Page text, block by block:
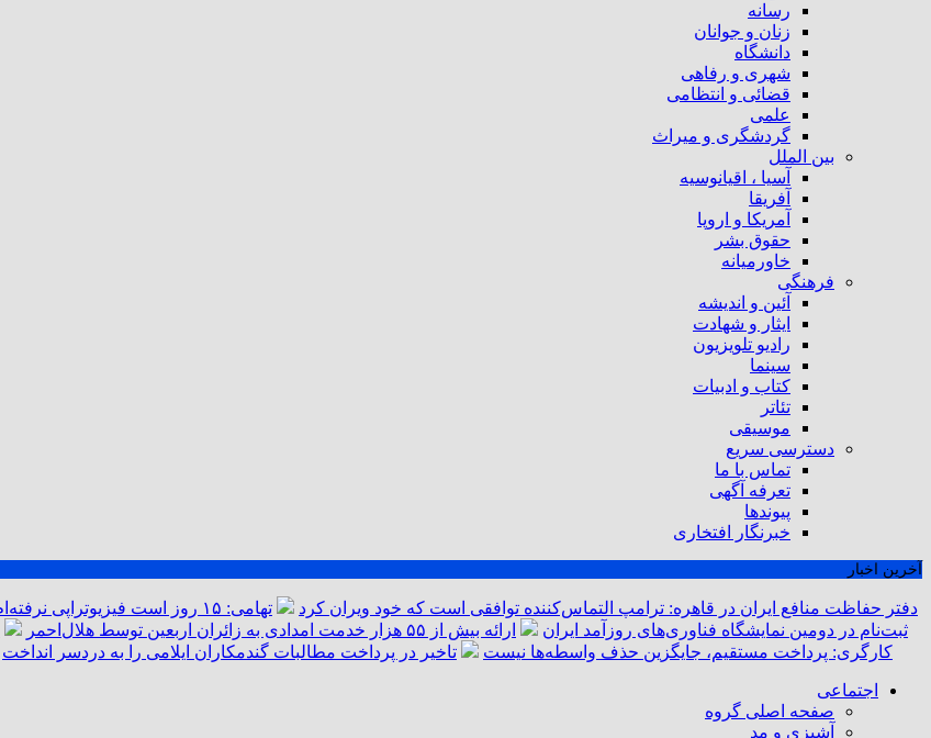
رسانه
زنان و جوانان
دانشگاه
شهری و رفاهی
قضائی و انتظامی
علمی
گردشگری و میراث
بین الملل
آسیا ، اقیانوسیه
آفریقا
آمریکا و اروپا
حقوق بشر
خاورمیانه
فرهنگی
آئین و اندیشه
ایثار و شهادت
رادیو تلویزیون
سینما
کتاب و ادبیات
تئاتر
موسیقی
دسترسی سریع
تماس با ما
تعرفه آگهی
پیوندها
خبرنگار افتخاری
آخرین اخبار
دفتر حفاظت منافع ایران در قاهره: ترامپ التماس‌کننده توافقی است که خود ویران کرد تهامی: ۱۵ روز است فیزیوتراپی نرفته‌ام؛ قلعه‌نویی قول داد کمک کند/ دیگر آن آدم سابق نمی‌شوم
ثبت‌نام در دومین نمایشگاه فناوری‌های روزآمد ایران
ارائه بیش از ۵۵ هزار خدمت امدادی به زائران اربعین توسط هلال‌احمر
کارگری: پرداخت مستقیم، جایگزین حذف واسطه‌ها نیست
تاخیر در پرداخت مطالبات گندمکاران ایلامی را به دردسر انداخت
اجتماعی
صفحه اصلی گروه
آشپزی و مد